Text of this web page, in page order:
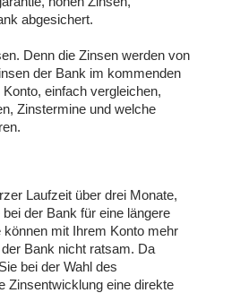
abgesichert.
Denn die Zinsen werden von
der Bank im kommenden
einfach vergleichen,
Zinstermine und welche
Laufzeit über drei Monate,
der Bank für eine längere
mit Ihrem Konto mehr
Bank nicht ratsam. Da
bei der Wahl des
Zinsentwicklung eine direkte